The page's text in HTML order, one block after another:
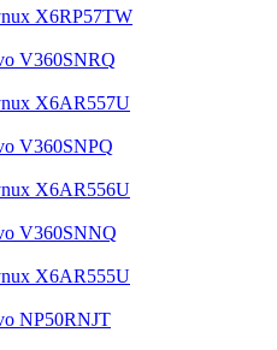
X6RP57TW
V360SNRQ
X6AR557U
V360SNPQ
X6AR556U
V360SNNQ
X6AR555U
NP50RNJT